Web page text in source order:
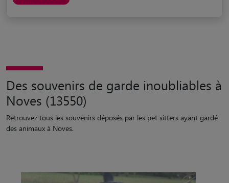
Des souvenirs de garde inoubliables à
Noves (13550)
Retrouvez tous les souvenirs déposés par les pet sitters ayant gardé
des animaux à Noves.